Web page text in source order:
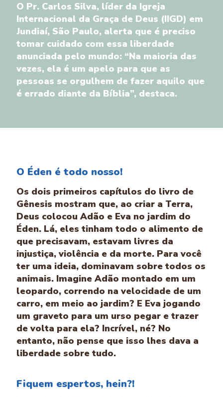
O Pr. Carlos Silva, líder da Igreja
Internacional da Graça de Deus (IIGD) em
Jundiaí, São Paulo, alerta que é preciso
tomar cuidado com essa liberdade
anunciada pelo mundo: “Na maioria das
vezes, ela é um apelo para que as
pessoas se orgulhem de fazer aquilo que
é errado diante da Bíblia”, destaca.
O Éden é todo nosso!
Os dois primeiros capítulos do livro de
Gênesis mostram que, ao criar a Terra,
Deus colocou Adão e Eva no jardim do
Éden. Lá, eles tinham todo o alimento de
que precisavam, estavam livres da
injustiça, violência e da morte. Para você
ter uma ideia, dominavam sobre todos os
animais. Imagine Adão montado em um
leopardo, correndo na velocidade de um
carro, em meio ao jardim? E Eva jogando
um graveto para um urso pegar e trazer
de volta para ela? Incrível, né? No
entanto, não pense que isso lhes dava a
liberdade sobre tudo.
Fiquem espertos, hein?!